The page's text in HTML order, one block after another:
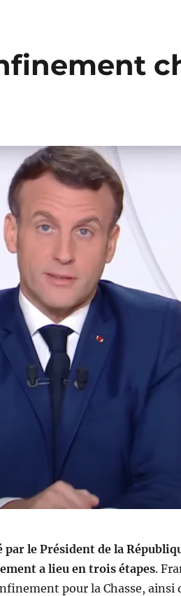
par le Président de la
a lieu en trois étapes.
pour la Chasse, ainsi